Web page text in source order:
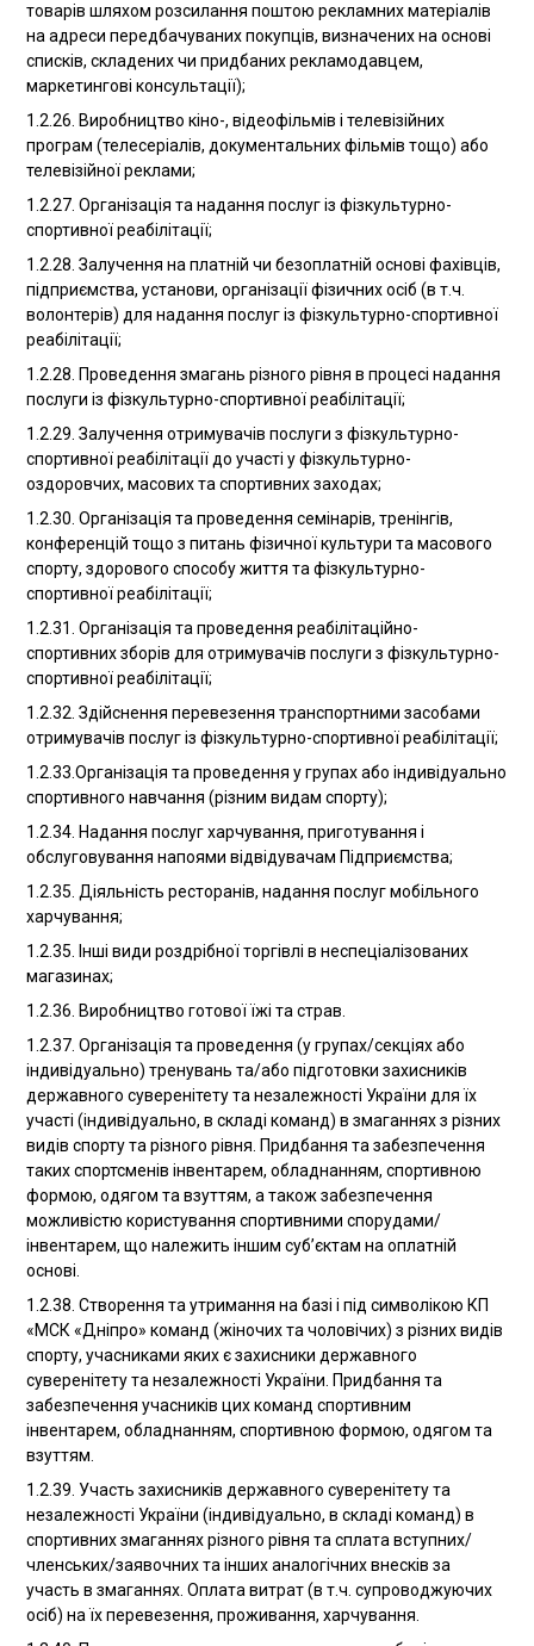
товарів шляхом розсилання поштою рекламних матеріалів
на адреси передбачуваних покупців, визначених на основі
списків, складених чи придбаних рекламодавцем,
маркетингові консультації);
1.2.26. Виробництво кіно-, відеофільмів і телевізійних
програм (телесеріалів, документальних фільмів тощо) або
телевізійної реклами;
1.2.27. Організація та надання послуг із фізкультурно-
спортивної реабілітації;
1.2.28. Залучення на платній чи безоплатній основі фахівців,
підприємства, установи, організації фізичних осіб (в т.ч.
волонтерів) для надання послуг із фізкультурно-спортивної
реабілітації;
1.2.28. Проведення змагань різного рівня в процесі надання
послуги із фізкультурно-спортивної реабілітації;
1.2.29. Залучення отримувачів послуги з фізкультурно-
спортивної реабілітації до участі у фізкультурно-
оздоровчих, масових та спортивних заходах;
1.2.30. Організація та проведення семінарів, тренінгів,
конференцій тощо з питань фізичної культури та масового
спорту, здорового способу життя та фізкультурно-
спортивної реабілітації;
1.2.31. Організація та проведення реабілітаційно-
спортивних зборів для отримувачів послуги з фізкультурно-
спортивної реабілітації;
1.2.32. Здійснення перевезення транспортними засобами
отримувачів послуг із фізкультурно-спортивної реабілітації;
1.2.33.Організація та проведення у групах або індивідуально
спортивного навчання (різним видам спорту);
1.2.34. Надання послуг харчування, приготування і
обслуговування напоями відвідувачам Підприємства;
1.2.35. Діяльність ресторанів, надання послуг мобільного
харчування;
1.2.35. Інші види роздрібної торгівлі в неспеціалізованих
магазинах;
1.2.36. Виробництво готової їжі та страв.
1.2.37. Організація та проведення (у групах/секціях або
індивідуально) тренувань та/або підготовки захисників
державного суверенітету та незалежності України для їх
участі (індивідуально, в складі команд) в змаганнях з різних
видів спорту та різного рівня. Придбання та забезпечення
таких спортсменів інвентарем, обладнанням, спортивною
формою, одягом та взуттям, а також забезпечення
можливістю користування спортивними спорудами/
інвентарем, що належить іншим суб’єктам на оплатній
основі.
1.2.38. Створення та утримання на базі і під символікою КП
«МСК «Дніпро» команд (жіночих та чоловічих) з різних видів
спорту, учасниками яких є захисники державного
суверенітету та незалежності України. Придбання та
забезпечення учасників цих команд спортивним
інвентарем, обладнанням, спортивною формою, одягом та
взуттям.
1.2.39. Участь захисників державного суверенітету та
незалежності України (індивідуально, в складі команд) в
спортивних змаганнях різного рівня та сплата вступних/
членських/заявочних та інших аналогічних внесків за
участь в змаганнях. Оплата витрат (в т.ч. супроводжуючих
осіб) на їх перевезення, проживання, харчування.